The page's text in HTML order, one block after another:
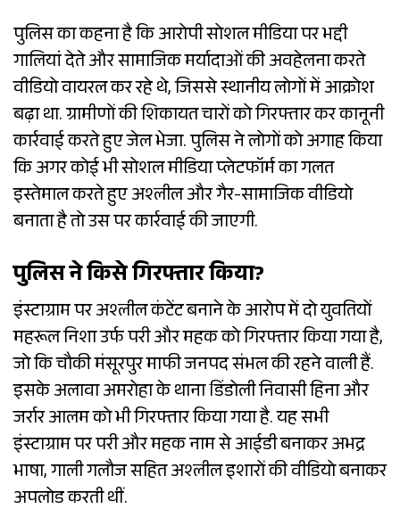
पुलिस का कहना है कि आरोपी सोशल मीडिया पर भद्दी
गालियां देते और सामाजिक मर्यादाओं की अवहेलना करते
वीडियो वायरल कर रहे थे, जिससे स्थानीय लोगों में आक्रोश
बढ़ा था. ग्रामीणों की शिकायत चारों को गिरफ्तार कर कानूनी
कार्रवाई करते हुए जेल भेजा. पुलिस ने लोगों को अगाह किया
कि अगर कोई भी सोशल मीडिया प्लेटफॉर्म का गलत
इस्तेमाल करते हुए अश्लील और गैर-सामाजिक वीडियो
बनाता है तो उस पर कार्रवाई की जाएगी.
पुलिस ने किसे गिरफ्तार किया?
इंस्टाग्राम पर अश्लील कंटेंट बनाने के आरोप में दो युवतियों
महरूल निशा उर्फ परी और महक को गिरफ्तार किया गया है,
जो कि चौकी मंसूरपुर माफी जनपद संभल की रहने वाली हैं.
इसके अलावा अमरोहा के थाना डिंडोली निवासी हिना और
जर्रार आलम को भी गिरफ्तार किया गया है. यह सभी
इंस्टाग्राम पर परी और महक नाम से आईडी बनाकर अभद्र
भाषा, गाली गलौज सहित अश्लील इशारों की वीडियो बनाकर
अपलोड करती थीं.